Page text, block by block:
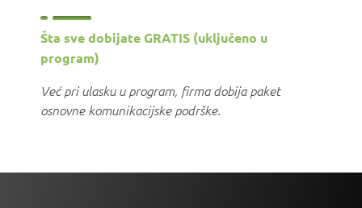
Šta sve dobijate GRATIS (uključeno u
program)
Već pri ulasku u program, firma dobija paket
osnovne komunikacijske podrške.